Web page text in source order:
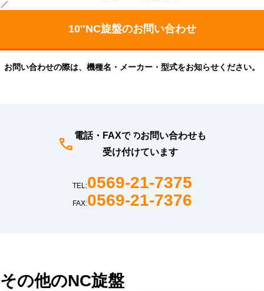
お問い合わせの際は、機種名・メーカー・型式をお知らせください。
電話・FAXでのお問い合わせも
受け付けています
TEL:0569-21-7375
FAX:0569-21-7376
その他のNC旋盤